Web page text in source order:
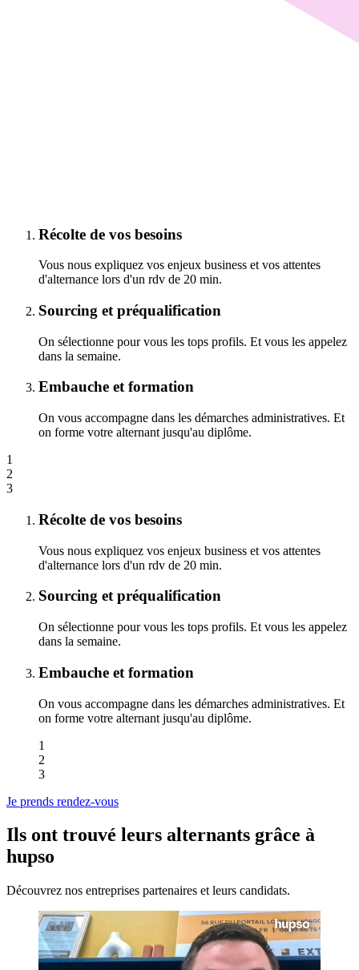
Récolte de vos besoins
Vous nous expliquez vos enjeux business et vos attentes
d'alternance lors d'un rdv de 20 min.
Sourcing et préqualification
On sélectionne pour vous les tops profils. Et vous les appelez
dans la semaine.
Embauche et formation
On vous accompagne dans les démarches administratives. Et
on forme votre alternant jusqu'au diplôme.
1
2
3
Récolte de vos besoins
Vous nous expliquez vos enjeux business et vos attentes
d'alternance lors d'un rdv de 20 min.
Sourcing et préqualification
On sélectionne pour vous les tops profils. Et vous les appelez
dans la semaine.
Embauche et formation
On vous accompagne dans les démarches administratives. Et
on forme votre alternant jusqu'au diplôme.
1
2
3
Je prends rendez-vous
Ils ont trouvé leurs alternants grâce à
hupso
Découvrez nos entreprises partenaires et leurs candidats.